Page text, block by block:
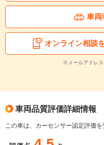
車両
オンライン相談
※メールアドレス
車両品質評価詳細情報
この車は、カーセンサー認定評価を